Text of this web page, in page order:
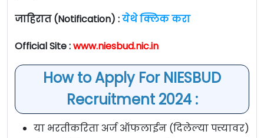
जाहिरात (Notification) :येथे क्लिक करा
Official Site :www.niesbud.nic.in
How to Apply For NIESBUD
Recruitment 2024 :
या भरतीकरिता अर्ज ऑफलाईन (दिलेल्या पत्त्यावर)